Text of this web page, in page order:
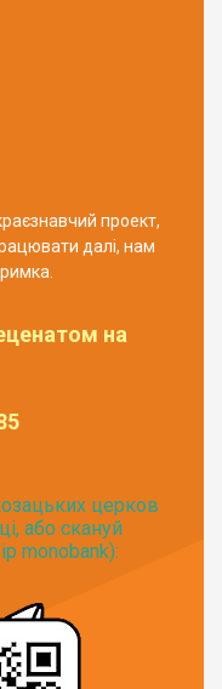
проект,
далі, нам
на
церков
або скануй
monobank):